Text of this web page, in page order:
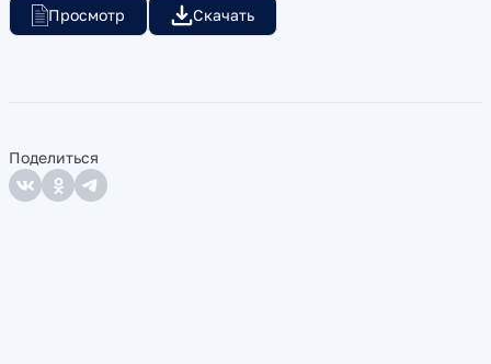
Просмотр Скачать
Поделиться